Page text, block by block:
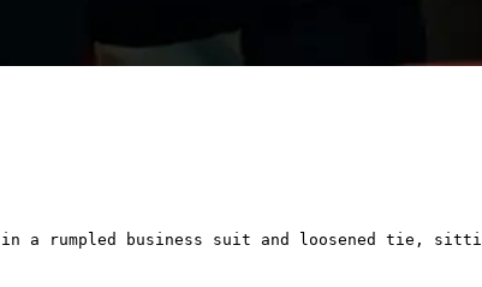
in a rumpled business suit and